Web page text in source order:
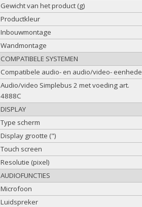
Gewicht van het product (g)
Productkleur
Inbouwmontage
Wandmontage
COMPATIBELE SYSTEMEN
Compatibele audio- en audio/video-
Audio/video Simplebus 2 met voeding art.
4888C
DISPLAY
Type scherm
Display grootte (")
Touch screen
Resolutie (pixel)
AUDIOFUNCTIES
Microfoon
Luidspreker